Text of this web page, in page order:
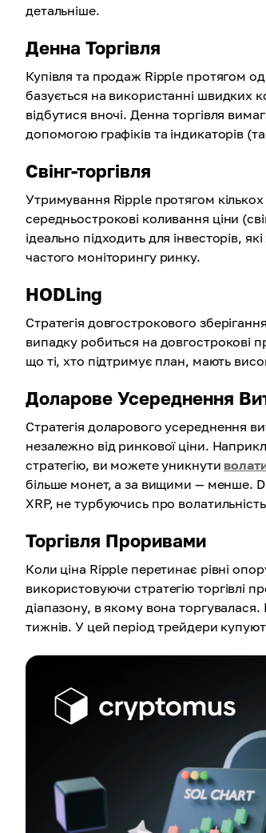
детальніше.
Денна Торгівля
Купівля та продаж Ripple протягом
базується на використанні швидких
відбутися вночі. Денна торгівля
допомогою графіків та індикаторів
Свінг-торгівля
Утримування Ripple протягом кількох
середньострокові коливання ціни
ідеально підходить для інвесторів,
частого моніторингу ринку.
HODLing
Стратегія довгострокового
випадку робиться на довгострокові
що ті, хто підтримує план, мають
Доларове Усереднення
Стратегія доларового усереднення
незалежно від ринкової ціни.
стратегію, ви можете уникнути
більше монет, а за вищими — менше.
XRP, не турбуючись про
Торгівля Проривами
Коли ціна Ripple перетинає рівні
використовуючи стратегію торгівлі
діапазону, в якому вона
тижнів. У цей період трейдери